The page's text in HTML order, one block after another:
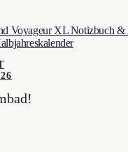
Voyageur XL Notizbuch &